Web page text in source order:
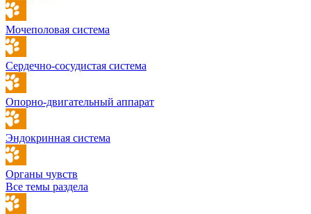
Мочеполовая система
Сердечно-сосудистая система
Опорно-двигательный аппарат
Эндокринная система
Органы чувств
Все темы раздела